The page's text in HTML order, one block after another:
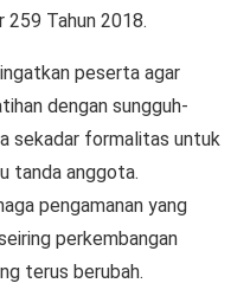
259 Tahun 2018.
peserta agar
dengan sungguh-
sekadar formalitas untuk
tanda anggota.
pengamanan yang
perkembangan
terus berubah.